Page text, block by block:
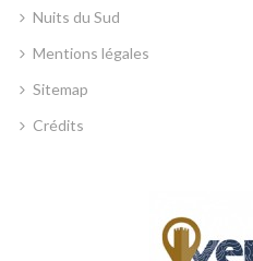
Nuits du Sud
Mentions légales
Sitemap
Crédits